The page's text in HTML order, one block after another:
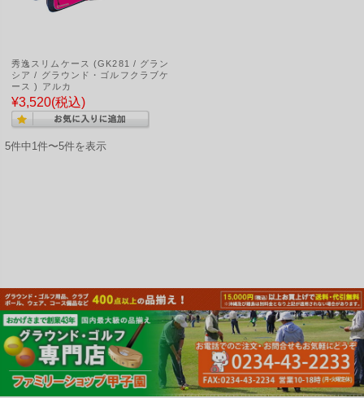
秀逸スリムケース (GK281 / グラン
シア / グラウンド・ゴルフクラブケ
ース ) アルカ
¥3,520(税込)
5件中1件〜5件を表示